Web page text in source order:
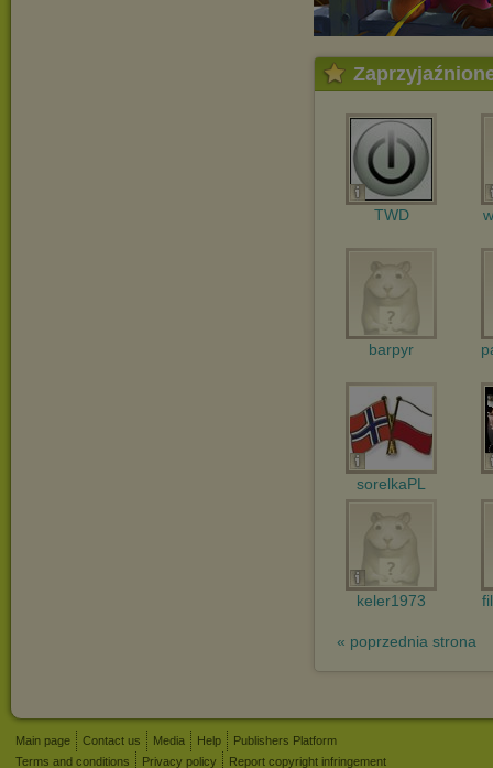
TWD
barpyr
sorelkaPL
keler1973
« poprzednia strona
Main page Contact us Media Help
Publishers Platform
Terms and conditions
Privacy policy Report copyright infringement